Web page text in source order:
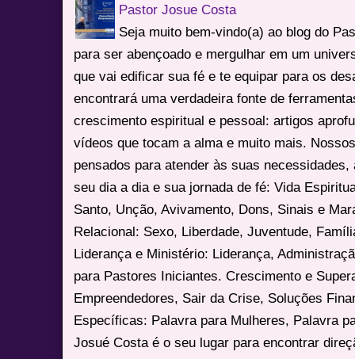
Pastor Josue Costa
Seja muito bem-vindo(a) ao blog do
para ser abençoado e mergulhar em um
que vai edificar sua fé e te equipar para os
encontrará uma verdadeira fonte de
crescimento espiritual e pessoal: artigos
vídeos que tocam a alma e muito mais.
pensados para atender às suas
seu dia a dia e sua jornada de fé: Vida
Santo, Unção, Avivamento, Dons, Sinais e
Relacional: Sexo, Liberdade, Juventude,
Liderança e Ministério: Liderança,
para Pastores Iniciantes. Crescimento e
Empreendedores, Sair da Crise, Soluções
Específicas: Palavra para Mulheres, Palavra
Josué Costa é o seu lugar para encontrar